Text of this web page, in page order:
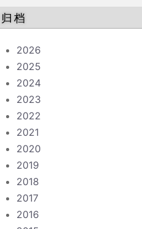
归档
2026
2025
2024
2023
2022
2021
2020
2019
2018
2017
2016